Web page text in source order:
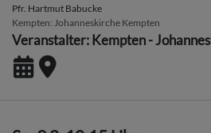
Pfr. Hartmut Babucke
Kempten Johanneskirche Kempten
Veranstalter: Kempten -